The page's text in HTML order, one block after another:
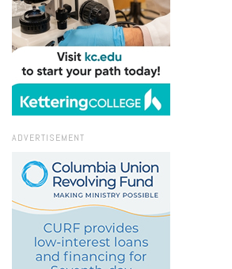
ADVERTISEMENT